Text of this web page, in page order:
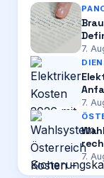
7.
7.
7.